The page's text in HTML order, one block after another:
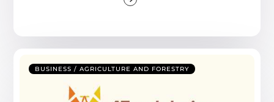
BUSINESS / AGRICULTURE AND FORESTRY